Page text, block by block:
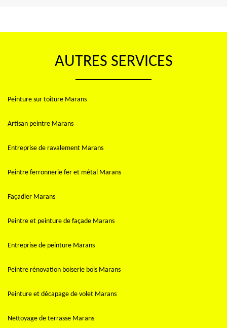
AUTRES SERVICES
Peinture sur toiture Marans
Artisan peintre Marans
Entreprise de ravalement Marans
Peintre ferronnerie fer et métal Marans
Façadier Marans
Peintre et peinture de façade Marans
Entreprise de peinture Marans
Peintre rénovation boiserie bois Marans
Peinture et décapage de volet Marans
Nettoyage de terrasse Marans